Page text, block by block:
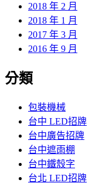
2018 年 2 月
2018 年 1 月
2017 年 3 月
2016 年 9 月
分類
包裝機械
台中 LED招牌
台中廣告招牌
台中遮雨棚
台中鐵殼字
台北 LED招牌